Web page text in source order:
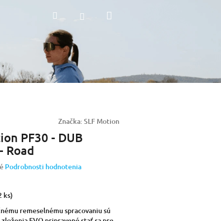
Hľadať Prihlásenie
Značka: SLF Motion
PF30 - DUB
Road
Podrobnosti hodnotenia
ks)
remeselnému spracovaniu sú